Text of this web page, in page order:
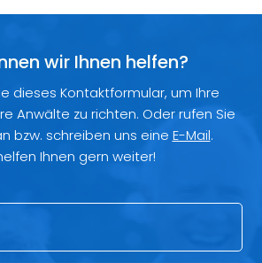
wir Ihnen helfen?
dieses Kontaktformular, um Ihre
Anwälte zu richten. Oder rufen Sie
bzw. schreiben uns eine E-Mail.
Ihnen gern weiter!